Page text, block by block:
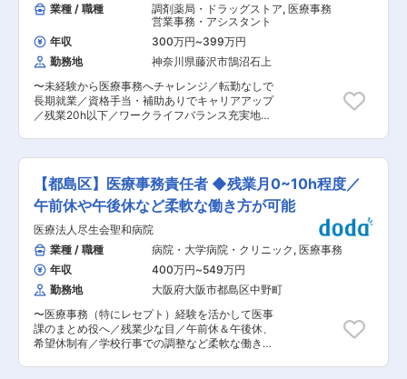
っての資料作成をします。 ◇火曜〜金曜：審査会
前回の審査会の内容を確認し、必要なデータの入
力や審査会資料の作成をします。フォーマットに
応じて作成をしますので難しい内容ではありませ
んのでご安心ください。 17：00以降に各区役所
に外出の上、審査会に参加し、チェックシートに
則って議事録をとります。 ■働き方 未経験から
でも丁寧な研修があり、安心して業務を習得でき
ます。 働きやすい環境で、土日祝休み、残業は月
10時間以内、転勤なしといった条件も充実してい
駐＆指導体制万全なので、安心してスタートでき
ます。 ◎現場勤務をリタイヤされた方や事務職に
チャレンジしたい方におすすめです。 ■特徴／や
りがい： ・チームワークが良く、にぎやかな雰囲
気です。 ・マニュアルが用意されており、質問し
やすい環境にあります。 ・世の中の役に立つ実感
があります。 ・周りに同じ業務ではたらく人がい
ます。 変更の範囲：会社の定める業務
業種 / 職種
調剤薬局・ドラッグストア, 医療事務
営業事務・アシスタント
年収
300万円~399万円
勤務地
神奈川県藤沢市鵠沼石上
〜未経験から医療事務へチャレンジ／転勤なしで
長期就業／資格手当・補助ありでキャリアアップ
／残業20h以下／ワークライフバランス充実地域
・受付業務 ・レセコン入力 ・保険請求業務 ・会
計業務 ・OTC発注販売業務 ・薬剤師の補助 ・雑
務 ・病院や施設の営業業務 など ■働き方： ・
残業時間は平均20h以下となっており、ワークラ
イフバランスを保ちながら就業していくことが可
能な環境です。 ・転勤が発生しないため、湘南エ
リアにて長く安定的な就業をしたい方にとっては
最適な環境です。 ■充実の制度 ・資格手当や資
格取得のための補助も負担いたします。 現在在籍
しているメンバーは登録販売員や業務に活きる資
り、資格としてスキルやキャリアアップにつなげ
ていくことが可能な環境です。 ■同社の魅力：
・サポートをする職種の場合、月給が少なくなっ
【都島区】医療事務責任者 ◆残業月0~10h程度／
午前休や午後休など柔軟な働き方が可能
医療法人尽生会聖和病院
業種 / 職種
病院・大学病院・クリニック , 医療事務
年収
400万円~549万円
勤務地
大阪府大阪市都島区中野町
〜医療事務（特にレセプト）経験を活かして医事
課のまとめ役へ／残業少な目／午前休＆午後休、
希望休制有／学校行事での調整など柔軟な働き方